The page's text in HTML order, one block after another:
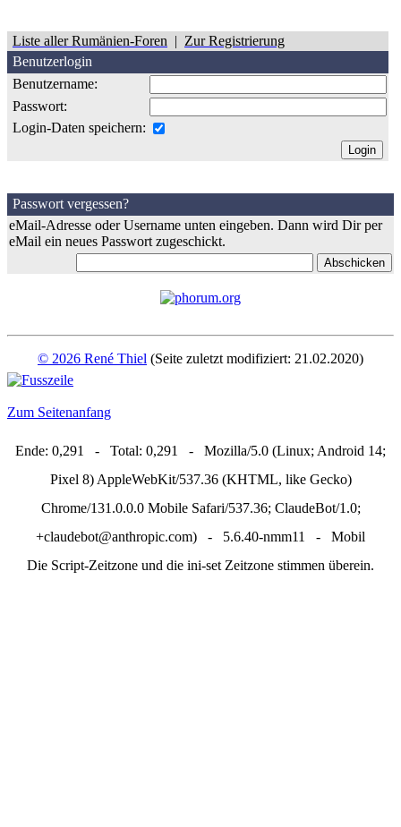
Liste aller Rumänien-Foren | Zur Registrierung
Benutzerlogin
Benutzername:
Passwort:
Login-Daten speichern:
Passwort vergessen?
eMail-Adresse oder Username unten eingeben. Dann wird Dir per
eMail ein neues Passwort zugeschickt.
© 2026 René Thiel (Seite zuletzt modifiziert: 21.02.2020)
Zum Seitenanfang
Ende: 0,291 - Total: 0,291 - Mozilla/5.0 (Linux; Android 14;
Pixel 8) AppleWebKit/537.36 (KHTML, like Gecko)
Chrome/131.0.0.0 Mobile Safari/537.36; ClaudeBot/1.0;
+claudebot@anthropic.com) - 5.6.40-nmm11 - Mobil
Die Script-Zeitzone und die ini-set Zeitzone stimmen überein.